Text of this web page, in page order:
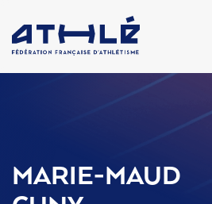
MARIE-MAUD